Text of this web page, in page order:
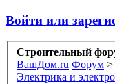
Войти или
Строительный
ВашДом.ru Форум >
Электрика и